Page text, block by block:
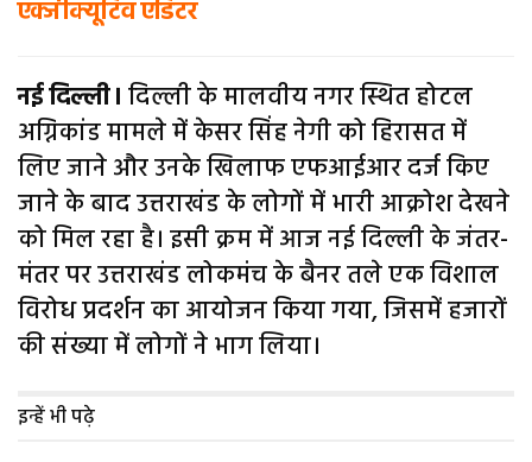
एक्जीक्यूटिव एडिटर
नई दिल्ली। दिल्ली के मालवीय नगर स्थित होटल
अग्निकांड मामले में केसर सिंह नेगी को हिरासत में
लिए जाने और उनके खिलाफ एफआईआर दर्ज किए
जाने के बाद उत्तराखंड के लोगों में भारी आक्रोश देखने
को मिल रहा है। इसी क्रम में आज नई दिल्ली के जंतर-
मंतर पर उत्तराखंड लोकमंच के बैनर तले एक विशाल
विरोध प्रदर्शन का आयोजन किया गया, जिसमें हजारों
की संख्या में लोगों ने भाग लिया।
इन्हें भी पढ़े